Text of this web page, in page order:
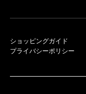
ショッピングガイド
プライバシーポリシー